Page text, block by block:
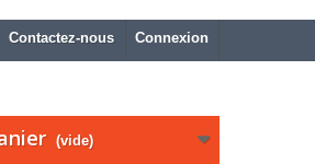
Connexion
Contactez-nous
(vide)